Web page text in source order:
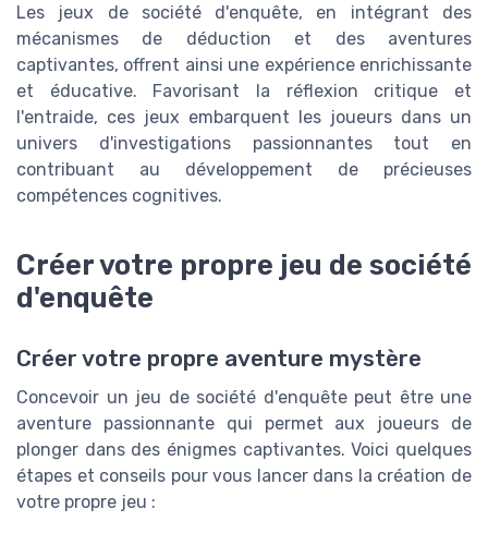
Les jeux de société d'enquête, en intégrant des
mécanismes de déduction et des aventures
captivantes, offrent ainsi une expérience enrichissante
et éducative. Favorisant la réflexion critique et
l'entraide, ces jeux embarquent les joueurs dans un
univers d'investigations passionnantes tout en
contribuant au développement de précieuses
compétences cognitives.
Créer votre propre jeu de société
d'enquête
Créer votre propre aventure mystère
Concevoir un jeu de société d'enquête peut être une
aventure passionnante qui permet aux joueurs de
plonger dans des énigmes captivantes. Voici quelques
étapes et conseils pour vous lancer dans la création de
votre propre jeu :